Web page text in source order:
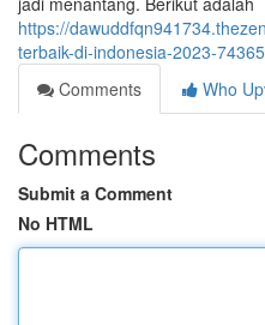
https://
terbaik-di-indonesia-2023-
Comments
Who
Comments
Submit a Comment
No HTML